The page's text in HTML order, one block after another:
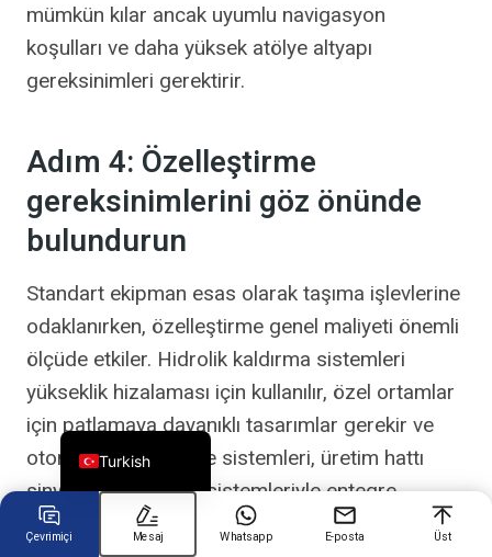
mümkün kılar ancak uyumlu navigasyon
koşulları ve daha yüksek atölye altyapı
gereksinimleri gerektirir.
Adım 4: Özelleştirme
gereksinimlerini göz önünde
bulundurun
Standart ekipman esas olarak taşıma işlevlerine
odaklanırken, özelleştirme genel maliyeti önemli
ölçüde etkiler. Hidrolik kaldırma sistemleri
yükseklik hizalaması için kullanılır, özel ortamlar
için patlamaya dayanıklı tasarımlar gerekir ve
otomatik kenetlenme sistemleri, üretim hattı
sinyalleri ve kontrol sistemleriyle entegre
olmalıdır.
Çevrimiçi Mesaj Whatsapp E-posta Üst
Turkish
English
Japanese
French
Portuguese
Russian
Spanish
Arabic